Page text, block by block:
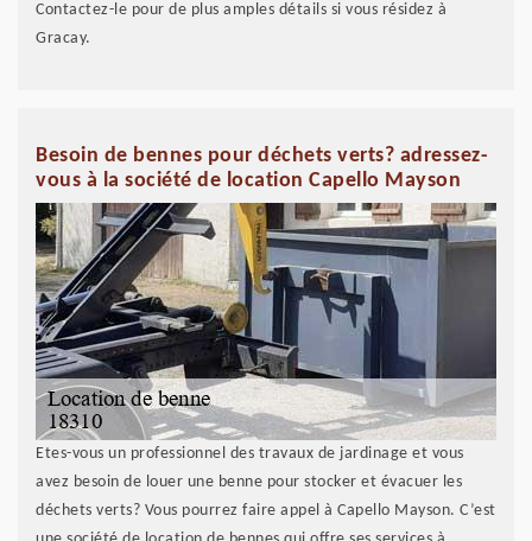
Contactez-le pour de plus amples détails si vous résidez à
Gracay.
Besoin de bennes pour déchets verts? adressez-
vous à la société de location Capello Mayson
Etes-vous un professionnel des travaux de jardinage et vous
avez besoin de louer une benne pour stocker et évacuer les
déchets verts? Vous pourrez faire appel à Capello Mayson. C’est